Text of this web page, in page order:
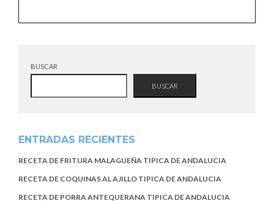
BUSCAR
BUSCAR
ENTRADAS RECIENTES
RECETA DE FRITURA MALAGUEÑA TIPICA DE ANDALUCIA
RECETA DE COQUINAS AL AJILLO TIPICA DE ANDALUCIA
RECETA DE PORRA ANTEQUERANA TIPICA DE ANDALUCIA